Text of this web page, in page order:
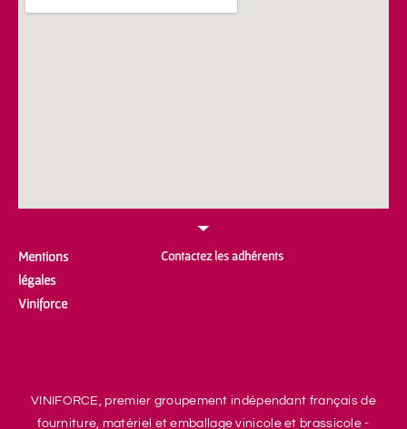
Mentions
légales
Viniforce
Contactez les adhérents
VINIFORCE, premier groupement indépendant français de
fourniture, matériel et emballage vinicole et brassicole -